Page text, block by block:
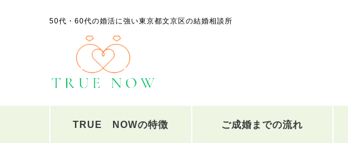
50代・60代の婚活に強い東京都文京区の結婚相談所
TRUE NOWの特徴 ご成婚までの流れ